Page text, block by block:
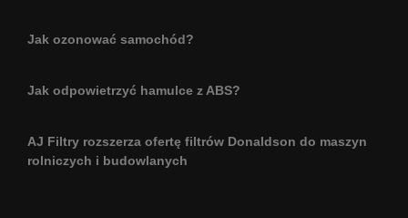
Jak ozonować samochód?
Jak odpowietrzyć hamulce z ABS?
AJ Filtry rozszerza ofertę filtrów Donaldson do maszyn
rolniczych i budowlanych